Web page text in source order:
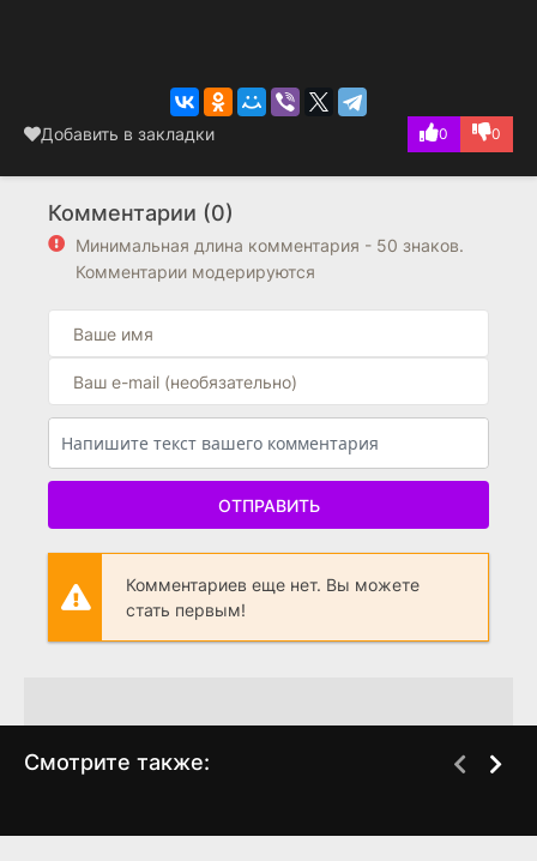
Добавить в закладки 0 0
Комментарии (0)
Минимальная длина комментария - 50 знаков.
Комментарии модерируются
ОТПРАВИТЬ
Комментариев еще нет. Вы можете
стать первым!
Смотрите также: